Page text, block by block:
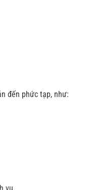
đến phức tạp, như: